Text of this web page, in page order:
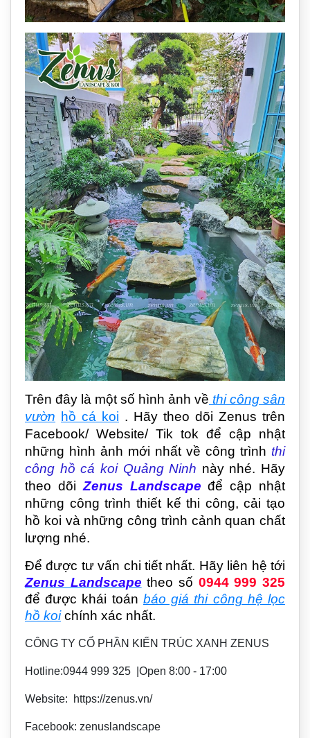
Trên đây là một số hình ảnh về thi công sân
vườn hồ cá koi . Hãy theo dõi Zenus trên
Facebook/ Website/ Tik tok để cập nhật
những hình ảnh mới nhất về công trình thi
công hồ cá koi Quảng Ninh này nhé. Hãy
theo dõiZenus Landscape để cập nhật
những công trình thiết kế thi công, cải tạo
hồ koi và những công trình cảnh quan chất
lượng nhé.
Để được tư vấn chi tiết nhất. Hãy liên hệ tới
Zenus Landscape theo số 0944 999 325
để được khái toán báo giá thi công hệ lọc
hồ koi chính xác nhất.
CÔNG TY CỔ PHẦN KIẾN TRÚC XANH ZENUS
Hotline:0944 999 325 |Open 8:00 - 17:00
Website: https://zenus.vn/
Facebook: zenuslandscape